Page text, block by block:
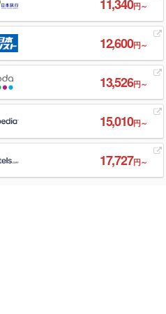
11,340円～
12,600円～
13,526円～
15,010円～
17,727円～